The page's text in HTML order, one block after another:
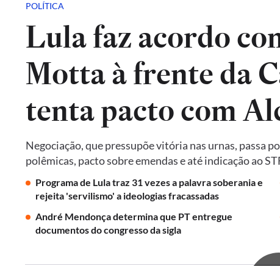
POLÍTICA
Lula faz acordo
Motta à frente da
tenta pacto com
Negociação, que pressupõe vitória nas urnas, passa
polêmicas, pacto sobre emendas e até indicação ao
Programa de Lula traz 31 vezes a palavra soberania e
rejeita 'servilismo' a ideologias fracassadas
André Mendonça determina que PT entregue
documentos do congresso da sigla